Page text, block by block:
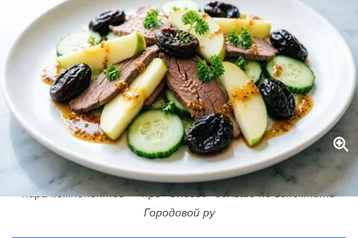
Нежнейший салат «Демидовский»: говядина плюс яблоко и еще
пара компонентов — про "Оливье" больше не вспомните
Городовой ру